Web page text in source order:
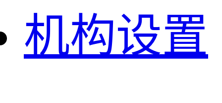
机构设置